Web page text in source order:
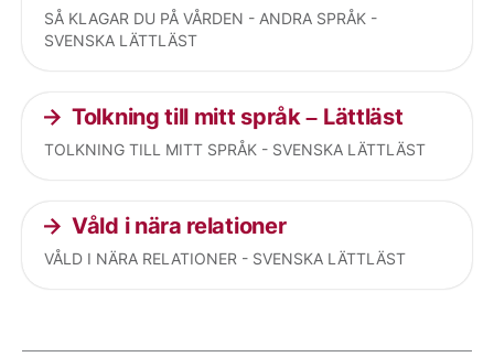
SÅ KLAGAR DU PÅ VÅRDEN - ANDRA SPRÅK -
SVENSKA LÄTTLÄST
Tolkning till mitt språk – Lättläst
TOLKNING TILL MITT SPRÅK - SVENSKA LÄTTLÄST
Våld i nära relationer
VÅLD I NÄRA RELATIONER - SVENSKA LÄTTLÄST